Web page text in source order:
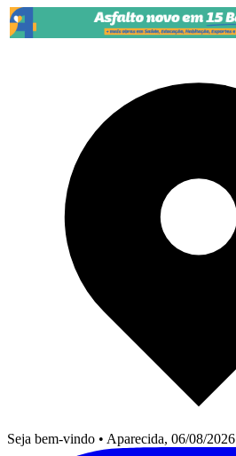
Pular para o conteúdo
Seja bem-vindo • Aparecida, 06/08/2026